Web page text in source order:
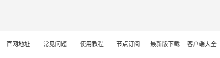
官网地址 常见问题 使用教程 节点订阅 最新版下载 客户端大全